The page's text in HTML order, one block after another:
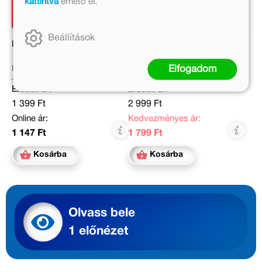
Betűbukfenc – miniLÜK
Eredeti ár:
1 399 Ft
Online ár:
1 147 Ft
Kosárba
Aigner Judit
Eredeti ár:
2 999 Ft
Kedvezményes ár:
1 799 Ft
Kosárba
Olvass bele
1 előnézet
Beállítások
Elfogadom